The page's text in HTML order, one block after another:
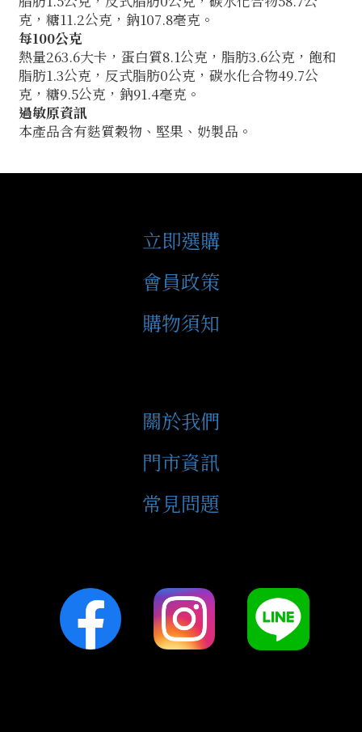
克，糖11.2公克，鈉107.8毫克。
每100公克
熱量263.6大卡，蛋白質8.1公克，脂肪3.6公克，飽和
脂肪1.3公克，反式脂肪0公克，碳水化合物49.7公
克，糖9.5公克，鈉91.4毫克。
過敏原資訊
本產品含有麩質穀物、堅果、奶製品。
立即選購
會員政策
購物須知
關於我們
門市資訊
常見問題